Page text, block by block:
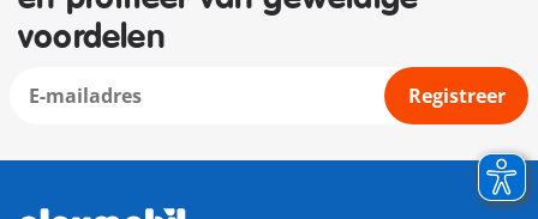
voordelen
Registreer